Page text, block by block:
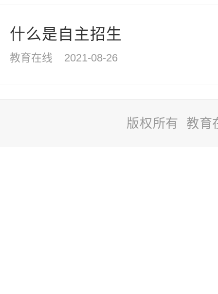
什么是自主招生
教育在线 2021-08-26
版权所有 教育